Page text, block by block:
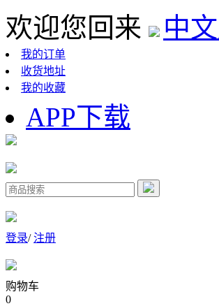
欢迎您回来 中
我的订单
收货地址
我的收藏
APP下载
登录/注册
购物车
0